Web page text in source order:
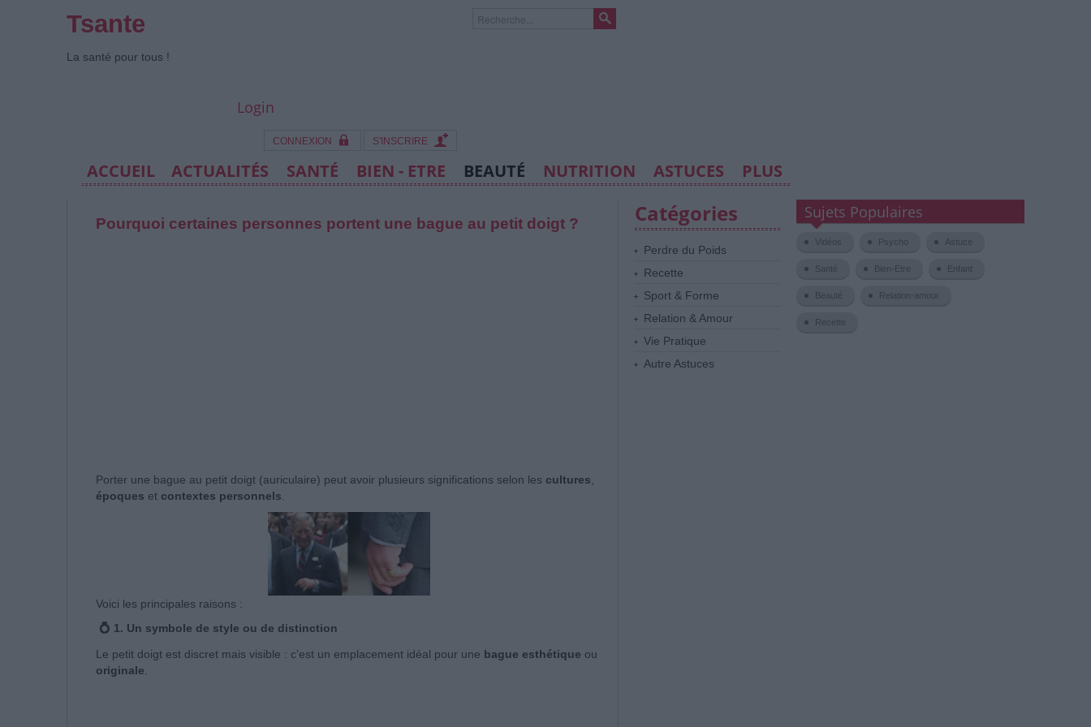
Tsante
La santé pour tous !
Login
CONNEXION S'INSCRIRE
ACCUEIL ACTUALITÉS SANTÉ BIEN - ETRE BEAUTÉ NUTRITION ASTUCES PLUS
Pourquoi certaines personnes portent une bague au petit doigt ?
Porter une bague au petit doigt (auriculaire) peut avoir plusieurs significations selon les cultures
époques et contextes personnels
Voici les principales raisons :
💍 1. Un symbole de style ou de distinction
Le petit doigt est discret mais visible : c’est un emplacement idéal pour une bague esthétique ou
originale
Catégories
Perdre du Poids
Recette
Sport & Forme
Relation & Amour
Vie Pratique
Autre Astuces
Sujets Populaires
Vidéos Psycho Astuce
Santé Bien-Etre Enfant
Beauté Relation-amour
Recette